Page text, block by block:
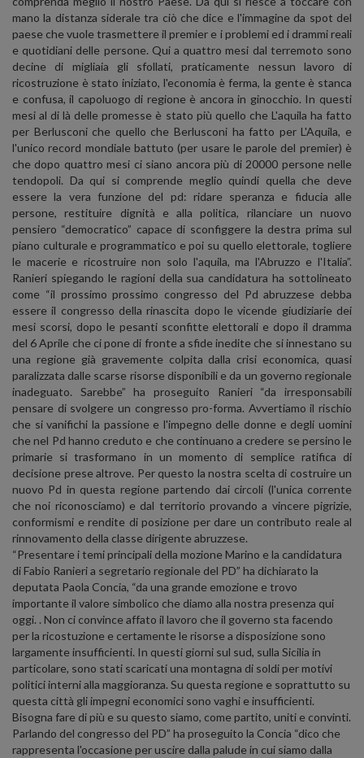
mano la distanza siderale tra ciò che dice e l'immagine da spot del
paese che vuole trasmettere il premier e i problemi ed i drammi reali
e quotidiani delle persone. Qui a quattro mesi dal terremoto sono
decine di migliaia gli sfollati, praticamente nessun lavoro di
ricostruzione è stato iniziato, l'economia è ferma, la gente è stanca
e confusa, il capoluogo di regione è ancora in ginocchio. In questi
mesi al di là delle promesse è stato più quello che L'aquila ha fatto
per Berlusconi che quello che Berlusconi ha fatto per L'Aquila, e
l'unico record mondiale battuto (per usare le parole del premier) è
che dopo quattro mesi ci siano ancora più di 20000 persone nelle
tendopoli. Da qui si comprende meglio quindi quella che deve
essere la vera funzione del pd: ridare speranza e fiducia alle
persone, restituire dignità e alla politica, rilanciare un nuovo
pensiero “democratico” capace di sconfiggere la destra prima sul
piano culturale e programmatico e poi su quello elettorale, togliere
le macerie e ricostruire non solo l'aquila, ma l'Abruzzo e l'Italia”.
Ranieri spiegando le ragioni della sua candidatura ha sottolineato
come “il prossimo prossimo congresso del Pd abruzzese debba
essere il congresso della rinascita dopo le vicende giudiziarie dei
mesi scorsi, dopo le pesanti sconfitte elettorali e dopo il dramma
del 6 Aprile che ci pone di fronte a sfide inedite che si innestano su
una regione già gravemente colpita dalla crisi economica, quasi
paralizzata dalle scarse risorse disponibili e da un governo regionale
inadeguato. Sarebbe” ha proseguito Ranieri “da irresponsabili
pensare di svolgere un congresso pro-forma. Avvertiamo il rischio
che si vanifichi la passione e l'impegno delle donne e degli uomini
che nel Pd hanno creduto e che continuano a credere se persino le
primarie si trasformano in un momento di semplice ratifica di
decisione prese altrove. Per questo la nostra scelta di costruire un
nuovo Pd in questa regione partendo dai circoli (l'unica corrente
che noi riconosciamo) e dal territorio provando a vincere pigrizie,
conformismi e rendite di posizione per dare un contributo reale al
rinnovamento della classe dirigente abruzzese.
“Presentare i temi principali della mozione Marino e la candidatura
di Fabio Ranieri a segretario regionale del PD” ha dichiarato la
deputata Paola Concia, “da una grande emozione e trovo
importante il valore simbolico che diamo alla nostra presenza qui
oggi. . Non ci convince affato il lavoro che il governo sta facendo
per la ricostuzione e certamente le risorse a disposizione sono
largamente insufficienti. In questi giorni sul sud, sulla Sicilia in
particolare, sono stati scaricati una montagna di soldi per motivi
politici interni alla maggioranza. Su questa regione e soprattutto su
questa città gli impegni economici sono vaghi e insufficienti.
Bisogna fare di più e su questo siamo, come partito, uniti e convinti.
Parlando del congresso del PD” ha proseguito la Concia “dico che
rappresenta l'occasione per uscire dalla palude in cui siamo dalla